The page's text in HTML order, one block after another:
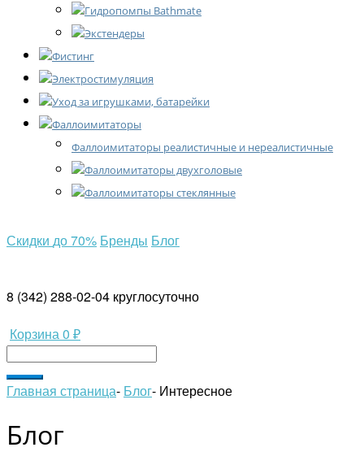
Гидропомпы Bathmate
Экстендеры
Фистинг
Электростимуляция
Уход за игрушками, батарейки
Фаллоимитаторы
Фаллоимитаторы реалистичные и нереалистичные
Фаллоимитаторы двухголовые
Фаллоимитаторы стеклянные
Скидки до 70% Бренды Блог
8 (342) 288-02-04 круглосуточно
Корзина0 ₽
Главная страница- Блог- Интересное
Блог